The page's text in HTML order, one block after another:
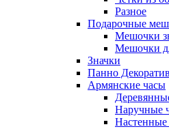
Разное
Подарочные
Мешочки
Мешочки
Значки
Панно
Армянские часы
Наручные
Настенные